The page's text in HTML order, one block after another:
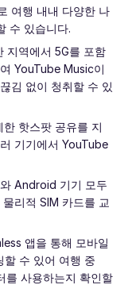
여행 내내 다양한 나
수 있습니다.
지역에서 5G를 포함
YouTube Music이
김 없이 청취할 수 있
핫스팟 공유를 지
기기에서 YouTube
Android 기기 모두
리적 SIM 카드를 교
앱을 통해 모바일
할 수 있어 여행 중
를 사용하는지 확인할